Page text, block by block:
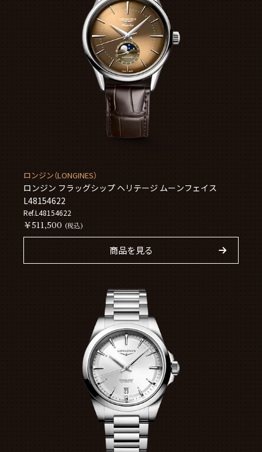
ロンジン（LONGINES）
ロンジン フラッグシップ ヘリテージ ムーンフェイス
L48154622
Ref.L48154622
￥511,500 (税込)
商品を見る